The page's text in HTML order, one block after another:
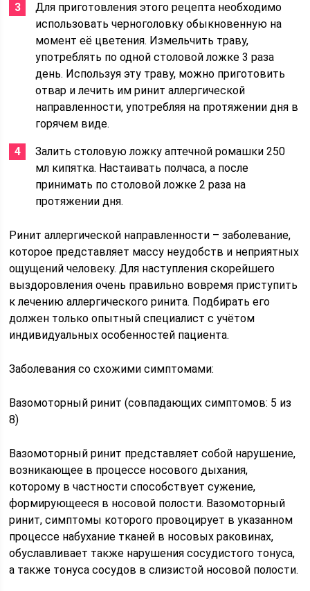
Для приготовления этого рецепта необходимо
использовать черноголовку обыкновенную на
момент её цветения. Измельчить траву,
употреблять по одной столовой ложке 3 раза
день. Используя эту траву, можно приготовить
отвар и лечить им ринит аллергической
направленности, употребляя на протяжении дня в
горячем виде.
Залить столовую ложку аптечной ромашки 250
мл кипятка. Настаивать полчаса, а после
принимать по столовой ложке 2 раза на
протяжении дня.
Ринит аллергической направленности – заболевание,
которое представляет массу неудобств и неприятных
ощущений человеку. Для наступления скорейшего
выздоровления очень правильно вовремя приступить
к лечению аллергического ринита. Подбирать его
должен только опытный специалист с учётом
индивидуальных особенностей пациента.
Заболевания со схожими симптомами:
Вазомоторный ринит (совпадающих симптомов: 5 из
8)
Вазомоторный ринит представляет собой нарушение,
возникающее в процессе носового дыхания,
которому в частности способствует сужение,
формирующееся в носовой полости. Вазомоторный
ринит, симптомы которого провоцирует в указанном
процессе набухание тканей в носовых раковинах,
обуславливает также нарушения сосудистого тонуса,
а также тонуса сосудов в слизистой носовой полости.